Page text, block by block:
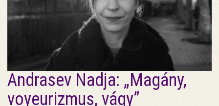
Andrasev Nadja: „Magány,
voyeurizmus, vágy”